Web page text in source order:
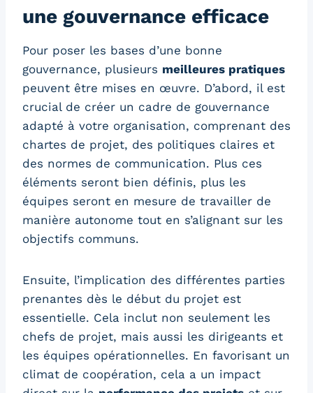
une gouvernance efficace
Pour poser les bases d’une bonne
gouvernance, plusieurs meilleures pratiques
peuvent être mises en œuvre. D’abord, il est
crucial de créer un cadre de gouvernance
adapté à votre organisation, comprenant des
chartes de projet, des politiques claires et
des normes de communication. Plus ces
éléments seront bien définis, plus les
équipes seront en mesure de travailler de
manière autonome tout en s’alignant sur les
objectifs communs.
Ensuite, l’implication des différentes parties
prenantes dès le début du projet est
essentielle. Cela inclut non seulement les
chefs de projet, mais aussi les dirigeants et
les équipes opérationnelles. En favorisant un
climat de coopération, cela a un impact